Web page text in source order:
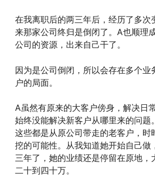
在我离职后的两三年后，经历了多次
来那家公司终归是倒闭了。A也顺理
公司的资源，出来自己干了。
因为是公司倒闭，所以会存在多个业
户的局面。
A虽然有原来的大客户傍身，解决日
始终没能解决新客户从哪里来的问题
这些都是从原公司带走的老客户，时
挖的可能性。从我知道她开始自己做
三年了，她的业绩还是停留在原地，
二十到四十万。